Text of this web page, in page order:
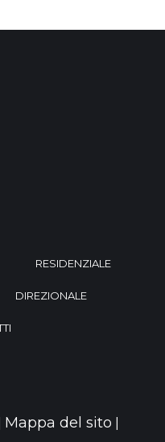
RESIDENZIALE
DIREZIONALE
Mappa del sito